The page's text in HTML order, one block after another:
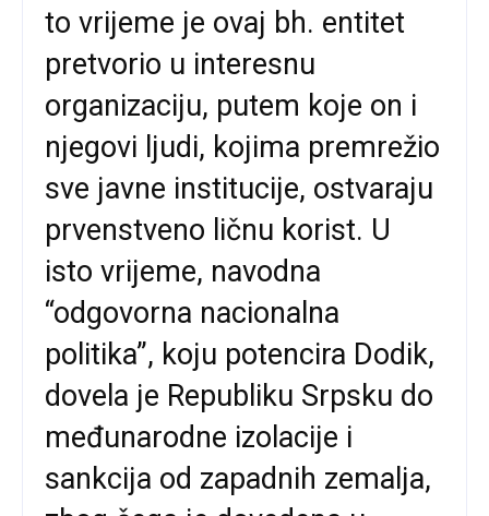
to vrijeme je ovaj bh. entitet
pretvorio u interesnu
organizaciju, putem koje on i
njegovi ljudi, kojima premrežio
sve javne institucije, ostvaraju
prvenstveno ličnu korist. U
isto vrijeme, navodna
“odgovorna nacionalna
politika”, koju potencira Dodik,
dovela je Republiku Srpsku do
međunarodne izolacije i
sankcija od zapadnih zemalja,